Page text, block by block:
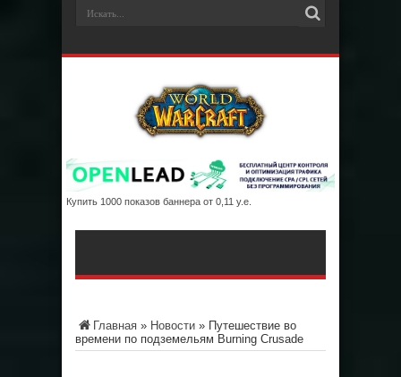
Купить 1000 показов баннера от 0,11 у.е.
Главная » Новости » Путешествие во
времени по подземельям Burning Crusade